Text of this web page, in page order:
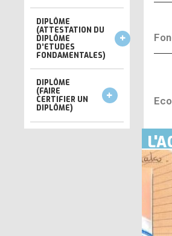
DIPLÔME
(ATTESTATION DU
DIPLÔME
D’ETUDES
FONDAMENTALES)
DIPLÔME
(FAIRE
CERTIFIER UN
DIPLÔME)